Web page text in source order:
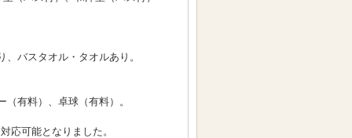
バスタオル・タオルあり。
有料）、卓球（有料）。
応可能となりました。